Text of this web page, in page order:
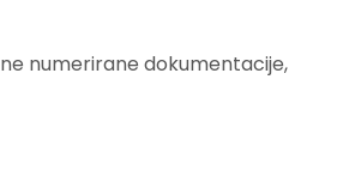
numerirane dokumentacije,